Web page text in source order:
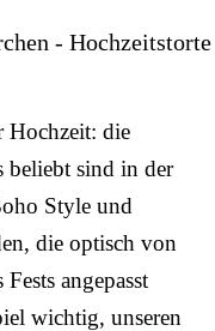
Hochzeit: die
beliebt sind in der
Style und
die optisch von
angepasst
wichtig, unseren